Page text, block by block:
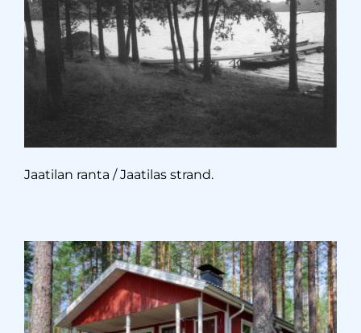
Jaatilan ranta / Jaatilas strand.